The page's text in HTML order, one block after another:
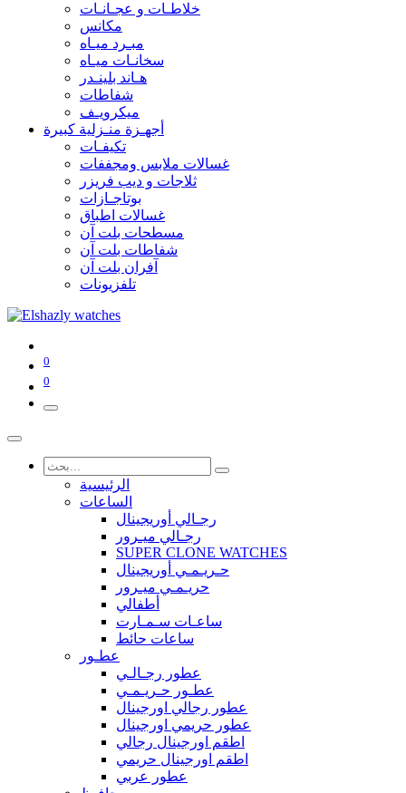
خلاطـات و عجـانـات
مكانس
مبـرد ميـاه
سخانـات ميـاه
هـاند بلينـدر
شفاطات
ميكرويـف
أجهـزة منـزلية كبيرة
تكيفـات
غسالات ملابس ومجففات
ثلاجات و ديب فريزر
بوتاجـازات
غسالات اطباق
مسطحات بلت آن
شفاطات بلت آن
آفران بلت آن
تلفزيونات
0
0
الرئيسية
الساعات
رجـالي أوريجينال
رجـالي ميـرور
SUPER CLONE WATCHES
حـريـمـي أوريجينال
حريـمـي ميـرور
أطفالي
ساعـات سـمـارت
ساعات حائط
عطـور
عطور رجـالـي
عطـور حـريـمـي
عطور رجالي اورجينال
عطور حريمي اورجينال
اطقم اورجينال رجالي
اطقم اورجينال حريمي
عطور عربي